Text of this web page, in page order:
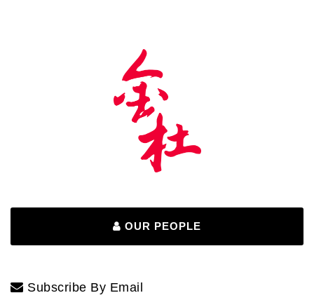
OUR PEOPLE
Subscribe By Email